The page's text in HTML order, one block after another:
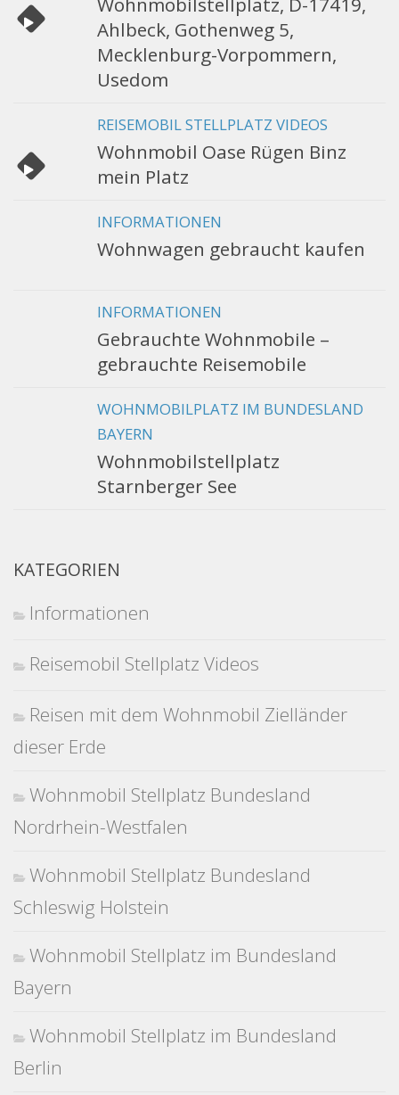
Ahlbeck, Gothenweg 5,
Mecklenburg-Vorpommern,
Usedom
REISEMOBIL STELLPLATZ VIDEOS
Wohnmobil Oase Rügen Binz
mein Platz
INFORMATIONEN
Wohnwagen gebraucht kaufen
INFORMATIONEN
Gebrauchte Wohnmobile –
gebrauchte Reisemobile
WOHNMOBILPLATZ IM BUNDESLAND
BAYERN
Wohnmobilstellplatz
Starnberger See
KATEGORIEN
Informationen
Reisemobil Stellplatz Videos
Reisen mit dem Wohnmobil Zielländer
dieser Erde
Wohnmobil Stellplatz Bundesland
Nordrhein-Westfalen
Wohnmobil Stellplatz Bundesland
Schleswig Holstein
Wohnmobil Stellplatz im Bundesland
Bayern
Wohnmobil Stellplatz im Bundesland
Berlin